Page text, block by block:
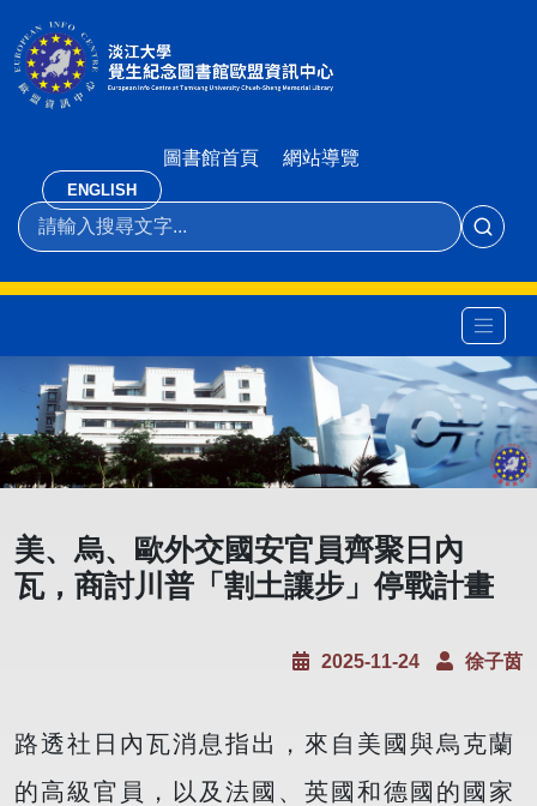
圖書館首頁 網站導覽
ENGLISH
美、烏、歐外交國安官員齊聚日內
瓦，商討川普「割土讓步」停戰計畫
2025-11-24 徐子茵
路透社日內瓦消息指出，來自美國與烏克蘭
的高級官員，以及法國、英國和德國的國家